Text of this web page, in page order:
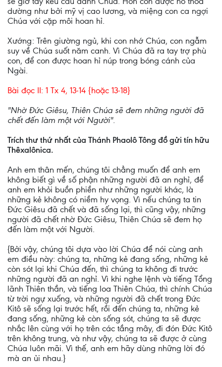
dường như bởi mỹ vị cao lương, và miệng con ca ngợi
Chúa với cặp môi hoan hỉ.
Xướng: Trên giường ngủ, khi con nhớ Chúa, con ngẫm
suy về Chúa suốt năm canh. Vì Chúa đã ra tay trợ phù
con, để con được hoan hỉ núp trong bóng cánh của
Ngài.
Bài đọc II: 1 Tx 4, 13-14 {hoặc 13-18}
"Nhờ Ðức Giêsu, Thiên Chúa sẽ đem những người đã
chết đến làm một với Người".
Trích thư thứ nhất của Thánh Phaolô Tông đồ gửi tín hữu
Thêxalônica.
Anh em thân mến, chúng tôi chẳng muốn để anh em
không biết gì về số phận những người đã an nghỉ, để
anh em khỏi buồn phiền như những người khác, là
những kẻ không có niềm hy vọng. Vì nếu chúng ta tin
Ðức Giêsu đã chết và đã sống lại, thì cũng vậy, những
người đã chết nhờ Ðức Giêsu, Thiên Chúa sẽ đem họ
đến làm một với Người.
{Bởi vậy, chúng tôi dựa vào lời Chúa để nói cùng anh
em điều này: chúng ta, những kẻ đang sống, những kẻ
còn sót lại khi Chúa đến, thì chúng ta không đi trước
những người đã an nghỉ. Vì khi nghe lệnh và tiếng Tổng
lãnh Thiên thần, và tiếng loa Thiên Chúa, thì chính Chúa
từ trời ngự xuống, và những người đã chết trong Ðức
Kitô sẽ sống lại trước hết, rồi đến chúng ta, những kẻ
đang sống, những kẻ còn sống sót, chúng ta sẽ được
nhắc lên cùng với họ trên các tầng mây, đi đón Ðức Kitô
trên không trung, và như vậy, chúng ta sẽ được ở cùng
Chúa luôn mãi. Vì thế, anh em hãy dùng những lời đó
mà an ủi nhau.}